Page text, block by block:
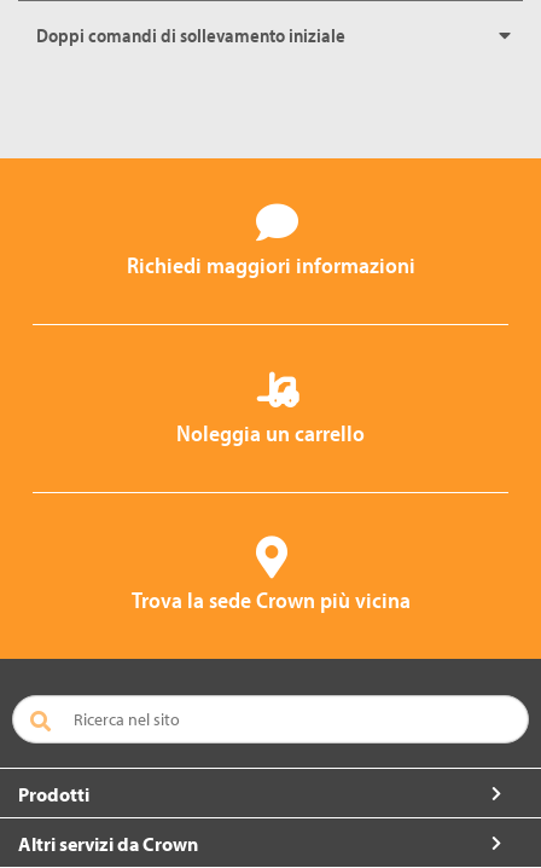
Doppi comandi di sollevamento iniziale
Richiedi maggiori informazioni
Noleggia un carrello
Trova la sede Crown più vicina
Prodotti
Altri servizi da Crown